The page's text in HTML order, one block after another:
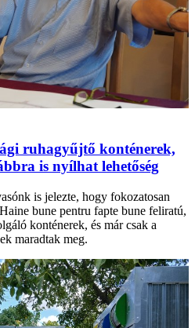
ruhagyűjtő konténerek,
is nyílhat lehetőség
is jelezte, hogy fokozatosan
bune pentru fapte bune feliratú,
konténerek, és már csak a
maradtak meg.